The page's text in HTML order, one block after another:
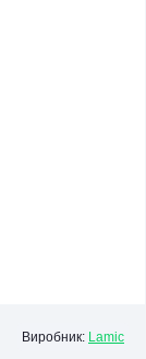
Виробник: Lamic